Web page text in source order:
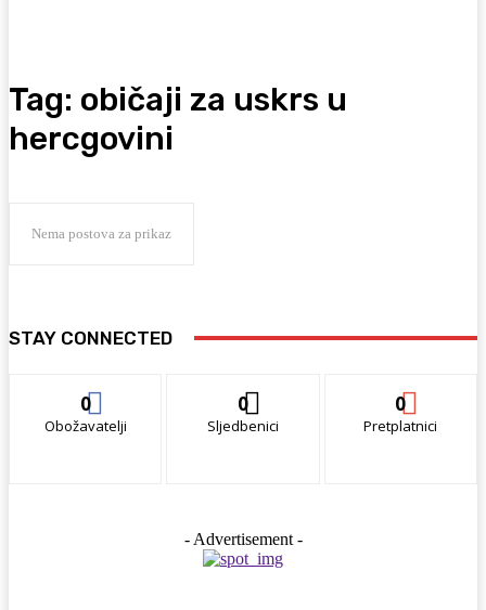
Tag: običaji za uskrs u
hercgovini
Nema postova za prikaz
STAY CONNECTED
0
Obožavatelji
0
Sljedbenici
0
Pretplatnici
- Advertisement -